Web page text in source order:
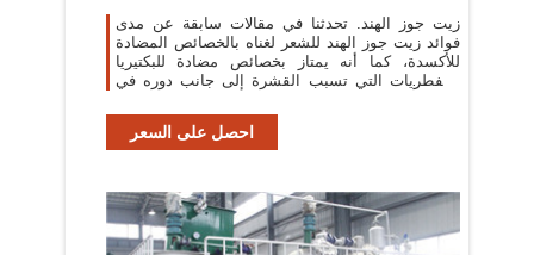
زيت جوز الهند. تحدثنا في مقالات سابقة عن مدى
فوائد زيت جوز الهند للشعر لغناه بالخصائص المضادة
للأكسدة، كما أنه يمتاز بخصائص مضادة للبكتيريا
والفطريات التي تسبب القشرة إلى جانب دوره في
احصل على السعر